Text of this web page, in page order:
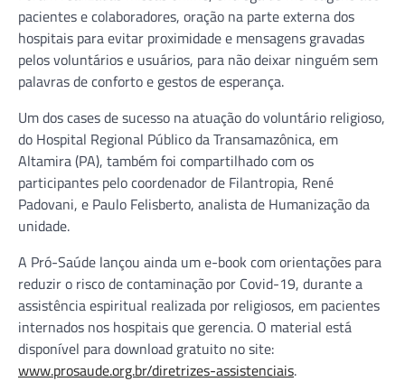
pacientes e colaboradores, oração na parte externa dos
hospitais para evitar proximidade e mensagens gravadas
pelos voluntários e usuários, para não deixar ninguém sem
palavras de conforto e gestos de esperança.
Um dos cases de sucesso na atuação do voluntário religioso,
do Hospital Regional Público da Transamazônica, em
Altamira (PA), também foi compartilhado com os
participantes pelo coordenador de Filantropia, René
Padovani, e Paulo Felisberto, analista de Humanização da
unidade.
A Pró-Saúde lançou ainda um e-book com orientações para
reduzir o risco de contaminação por Covid-19, durante a
assistência espiritual realizada por religiosos, em pacientes
internados nos hospitais que gerencia. O material está
disponível para download gratuito no site:
www.prosaude.org.br/diretrizes-assistenciais.